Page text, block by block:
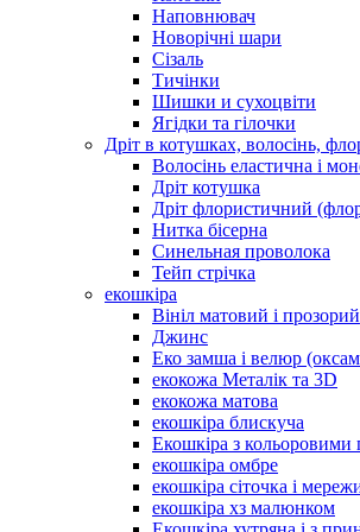
Наповнювач
Новорічні шари
Сізаль
Тичінки
Шишки и сухоцвіти
Ягідки та гілочки
Дріт в котушках, волосінь,
Волосінь еластична і
Дріт котушка
Дріт флористичний
Нитка бісерна
Синельная проволока
Тейп стрічка
екошкіра
Вініл матовий і прозорий
Джинс
Еко замша і велюр
екокожа Металік та 3D
екокожа матова
екошкіра блискуча
Екошкіра з кольоровими
екошкіра омбре
екошкіра сіточка і
екошкіра хз малюнком